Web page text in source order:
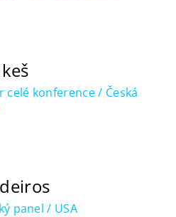
celé konference / Česká
panel / USA